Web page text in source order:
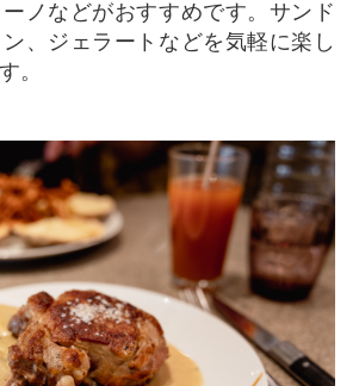
ノなどがおすすめです。サンド
、ジェラートなどを気軽に楽し
。